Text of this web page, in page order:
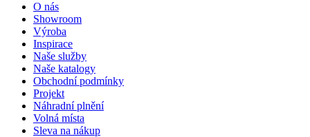
O nás
Showroom
Výroba
Inspirace
Naše služby
Naše katalogy
Obchodní podmínky
Projekt
Náhradní plnění
Volná místa
Sleva na nákup